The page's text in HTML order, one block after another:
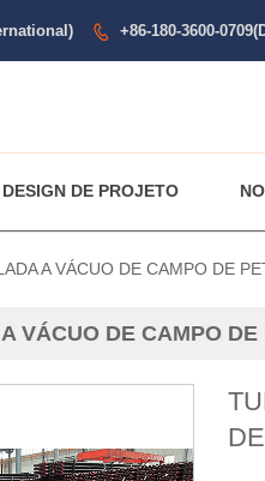
 +86-180-3600-
DE PROJETO
A VÁCUO DE CAMPO DE
VÁCUO DE CAMPO